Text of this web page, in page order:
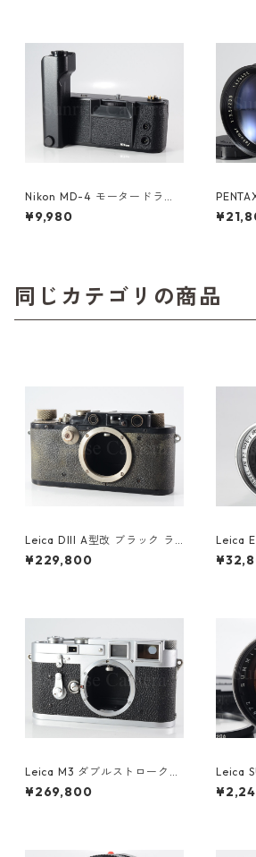
Nikon MD-4 モータードライ
ブ ニコン (61418)
¥9,980
F3.5
0)
同じカテゴリの商品
Leica DIII A型改 ブラック ラ
イカ (61478)
¥229,800
Leica
ト 沈胴
ー（
Leica M3 ダブルストローク
ボディ 整備済 ライカ (60912)
¥269,800
Leica
1.4 ブ
イカ